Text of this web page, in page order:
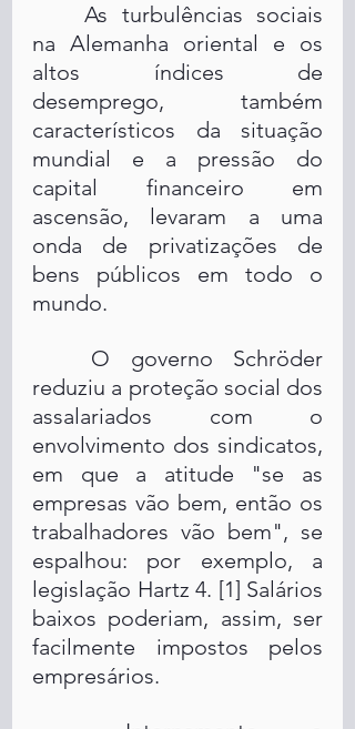
	As turbulências sociais
na Alemanha oriental e os
altos índices de
desemprego, também
característicos da situação
mundial e a pressão do
capital financeiro em
ascensão, levaram a uma
onda de privatizações de
bens públicos em todo o
mundo.
reduziu a proteção social dos
assalariados com o
envolvimento dos sindicatos,
em que a atitude "se as
empresas vão bem, então os
trabalhadores vão bem", se
espalhou: por exemplo, a
legislação Hartz 4. [1] Salários
baixos poderiam, assim, ser
facilmente impostos pelos
empresários.